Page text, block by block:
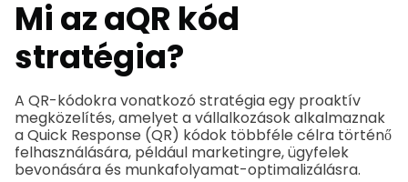
Mi az aQR kód
stratégia?
A QR-kódokra vonatkozó stratégia egy proaktív
megközelítés, amelyet a vállalkozások alkalmaznak
a Quick Response (QR) kódok többféle célra történő
felhasználására, például marketingre, ügyfelek
bevonására és munkafolyamat-optimalizálásra.